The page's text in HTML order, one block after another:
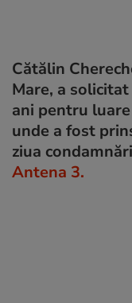
Cătălin
Mare, a
ani pentru
unde a fost
ziua
Antena 3.